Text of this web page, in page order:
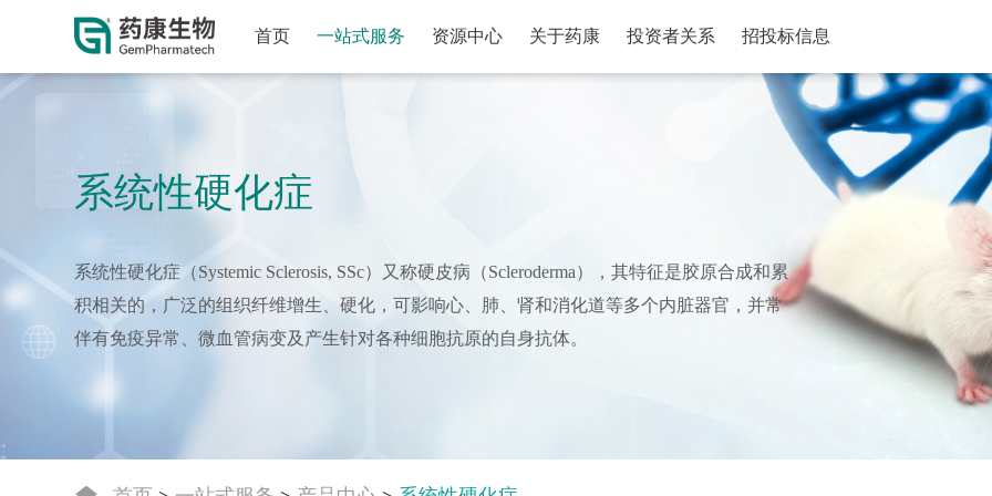
首页 一站式服务 资源中心 关于药康 投资者关系 招投标信息
系统性硬化症
系统性硬化症（Systemic Sclerosis, SSc）又称硬皮病（Scleroderma），其特征是胶原合成和累
积相关的，广泛的组织纤维增生、硬化，可影响心、肺、肾和消化道等多个内脏器官，并常
伴有免疫异常、微血管病变及产生针对各种细胞抗原的自身抗体。